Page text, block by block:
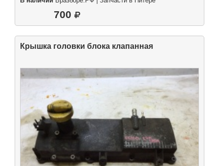
700
Крышка головки блока клапанная